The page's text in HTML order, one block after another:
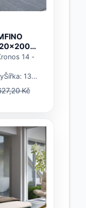
14 -
135
u hlavy:
48
Kč